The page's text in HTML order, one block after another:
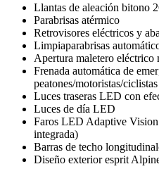
Llantas de aleación bitono
Parabrisas atérmico
Retrovisores eléctricos y
Limpiaparabrisas
Apertura maletero eléctrico
Frenada automática de
peatones/motoristas/ciclistas
Luces traseras LED con
Luces de día LED
Faros LED Adaptive
integrada)
Barras de techo
Diseño exterior esprit